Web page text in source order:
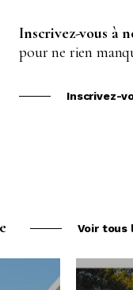
Inscrivez-vous à
pour ne rien
Inscrivez-
Voir tous